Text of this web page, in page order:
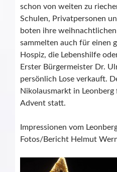
schon von weiten zu
Schulen, Privatpersonen
boten ihre
sammelten auch für einen
Hospiz, die Lebenshilfe
Erster Bürgermeister Dr.
persönlich Lose verkauft.
Nikolausmarkt in
Advent statt.
Impressionen vom
Fotos/Bericht Helmut